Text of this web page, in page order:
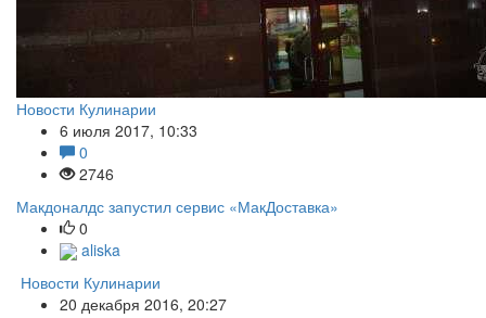
Новости Кулинарии
6 июля 2017, 10:33
0
2746
Макдоналдс запустил сервис «МакДоставка»
0
aliska
Новости Кулинарии
20 декабря 2016, 20:27